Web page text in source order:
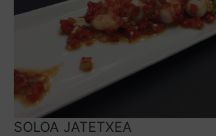
SOLOA JATETXEA